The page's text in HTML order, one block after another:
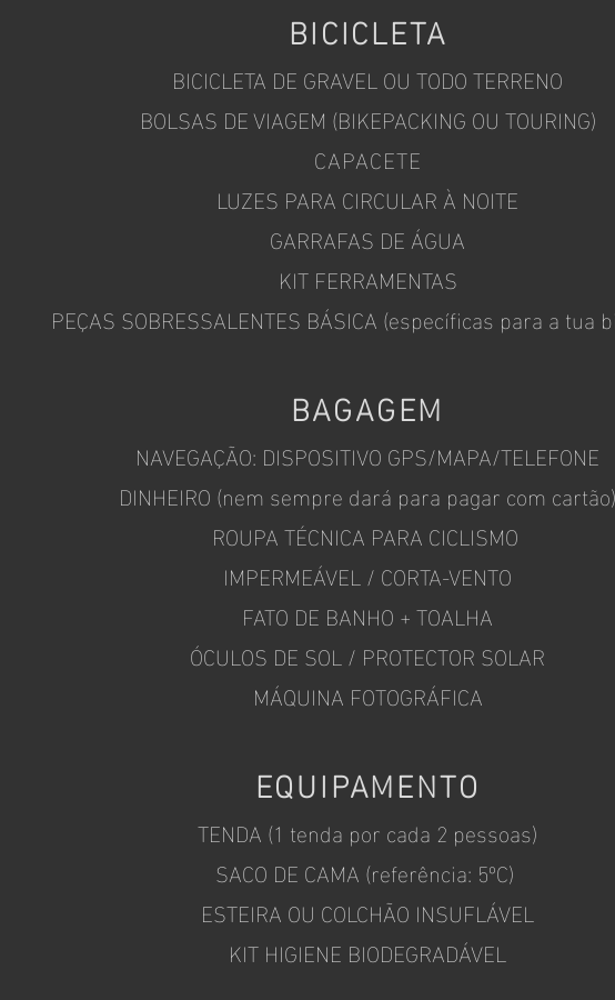
BICICLETA
BICICLETA DE GRAVEL OU TODO TERRENO
BOLSAS DE VIAGEM (BIKEPACKING OU TOURING)
CAPACETE
LUZES PARA CIRCULAR À NOITE
GARRAFAS DE ÁGUA
KITFERRAMENTAS
PEÇAS SOBRESSALENTES BÁSICA (específicas para a tua
BAGAGEM
NAVEGAÇÃO: DISPOSITIVO GPS/MAPA/TELEFONE
DINHEIRO (nem sempre dará para pagar com cartão)
ROUPA TÉCNICA PARA CICLISMO
IMPERMEÁVEL / CORTA-VENTO
FATO DE BANHO + TOALHA
ÓCULOS DE SOL / PROTECTOR SOLAR
MÁQUINA FOTOGRÁFICA
EQUIPAMENTO
TENDA(1 tenda por cada 2 pessoas)
SACO DE CAMA(referência: 5ºC)
ESTEIRA OU COLCHÃO INSUFLÁVEL
KIT HIGIENE BIODEGRADÁVEL